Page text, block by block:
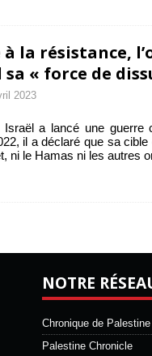
à la résistance,
sa « force de
2023
Israël a lancé une guerre
il a déclaré que sa
ni le Hamas ni les autres
NOTRE
Chronique de Palestine
Palestine Chronicle